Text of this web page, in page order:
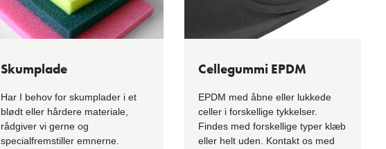
Skumplade
Har I behov for skumplader i et
blødt eller hårdere materiale,
rådgiver vi gerne og
specialfremstiller emnerne.
Cellegummi EPDM
EPDM med åbne eller lukkede
celler i forskellige tykkelser.
Findes med forskellige typer klæb
eller helt uden. Kontakt os med